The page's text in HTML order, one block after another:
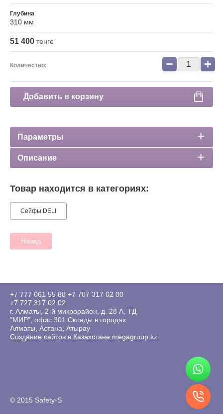
Глубина
310 мм
51 400 тенге
Количество: − +
Добавить в корзину
Параметры
Описание
Товар находится в категориях:
Сейфы DELI
Назад
+7 777 061 55 88 +7 707 317 02 00
+7 727 317 02 02
г. Алматы, 2-й микрорайон, д. 28 А, ТД
"МИР", офис 301 Склады в городах
Алматы, Астана, Атырау
Создание сайтов в Казахстане megagroup.kz
© 2015 Safety-S